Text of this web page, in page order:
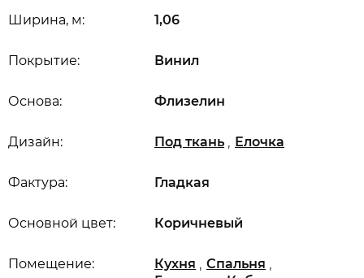
Ширина, м: 1,06
Основной цвет: Коричневый
Дизайн: Под ткань , Елочка
Основа: Флизелин
Покрытие: Винил
Помещение: Кухня , Спальня ,
Фактура: Гладкая